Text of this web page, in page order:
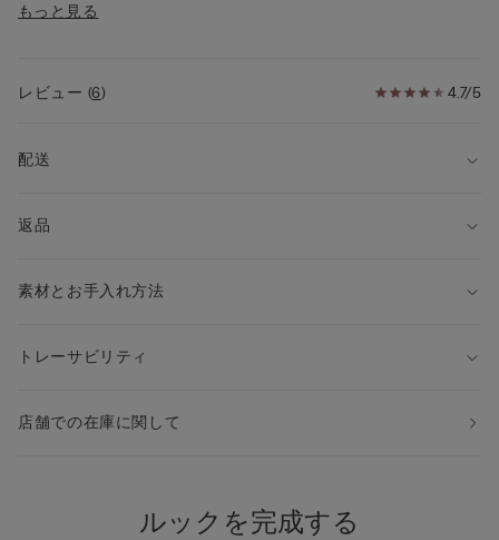
• レギュラーフィット
もっと見る
4.7/5
レビュー (6)
配送
返品
素材とお手入れ方法
トレーサビリティ
店舗での在庫に関して
ルックを完成する